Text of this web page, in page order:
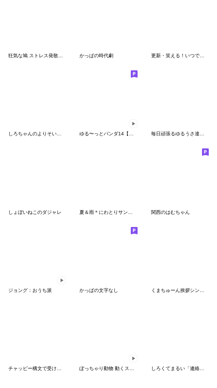
かっぱの時代劇 更新・笑える！いつでも使えるネタスタンプ
しろちゃんのよりそいスタンプ6【夏】 ゆる〜っとパンダ14【年末年始】再販 毎日頑張るゆるうさ達のスタンプ
しょぼいねこのダジャレ 関西のはむちゃん
ジョング：おうち派 かっぱの文字なし
チャッピー構文で受け答えする猫さん・更新 ぽっちゃり動物 動くスタンプ しろくてまるい「連絡」のやつ 2